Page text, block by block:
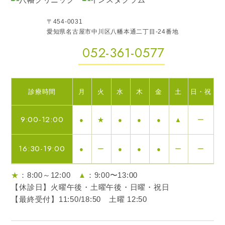
〒454-0031
愛知県名古屋市中川区八幡本通二丁目-24番地
052-361-0577
診療時間 月 火 水 木 金 土 日・祝
9:00-12:00 ● ★ ● ● ● ▲ ー
16:30-19:00 ● ー ● ● ● ー ー
★ ：8:00～12:00 ▲ ：9:00〜13:00
【休診日】火曜午後・土曜午後・日曜・祝日
【最終受付】11:50/18:50 土曜 12:50